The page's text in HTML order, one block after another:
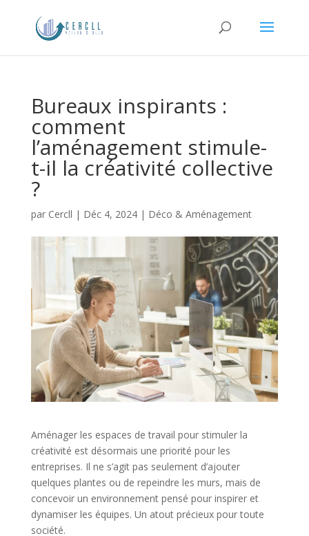
Bureaux inspirants :
comment
l’aménagement stimule-
t-il la créativité collective
?
par Cercll | Déc 4, 2024| Déco & Aménagement
Aménager les espaces de travail pour stimuler la
créativité est désormais une priorité pour les
entreprises. Il ne s’agit pas seulement d’ajouter
quelques plantes ou de repeindre les murs, mais de
concevoir un environnement pensé pour inspirer et
dynamiser les équipes. Un atout précieux pour toute
société.